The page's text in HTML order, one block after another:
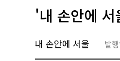
바
로
'내 손안에
내 손안에 서울 발